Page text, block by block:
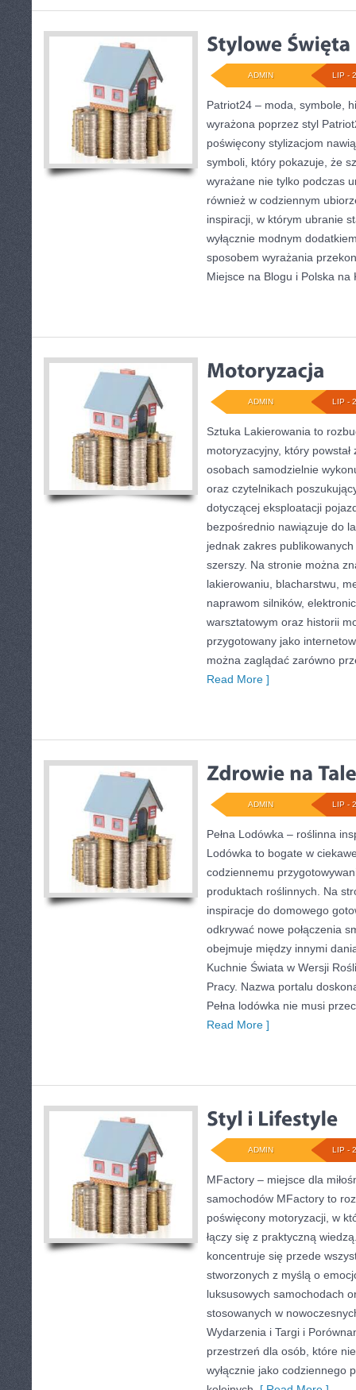
LIP -
ADMIN
Patriot24 – moda, symbole,
wyrażona poprzez styl
poświęcony stylizacjom
symboli, który pokazuje, że
wyrażane nie tylko podczas
również w codziennym
inspiracji, w którym ubranie
wyłącznie modnym
sposobem wyrażania
Miejsce na Blogu i Polska na
LIP -
ADMIN
Sztuka Lakierowania to
motoryzacyjny, który
osobach samodzielnie
oraz czytelnikach
dotyczącej eksploatacji
bezpośrednio nawiązuje do
jednak zakres
szerszy. Na stronie można
lakierowaniu, blacharstwu,
naprawom silników,
warsztatowym oraz historii
przygotowany jako
można zaglądać zarówno
Read More ]
LIP -
ADMIN
Pełna Lodówka – roślinna
Lodówka to bogate w
codziennemu
produktach roślinnych. Na
inspiracje do domowego
odkrywać nowe połączenia
obejmuje między innymi
Kuchnie Świata w Wersji
Pracy. Nazwa portalu
Pełna lodówka nie musi
Read More ]
LIP -
ADMIN
MFactory – miejsce dla
samochodów MFactory to
poświęcony motoryzacji, w
łączy się z praktyczną
koncentruje się przede
stworzonych z myślą o
luksusowych samochodach
stosowanych w
Wydarzenia i Targi i
przestrzeń dla osób, które
wyłącznie jako codziennego